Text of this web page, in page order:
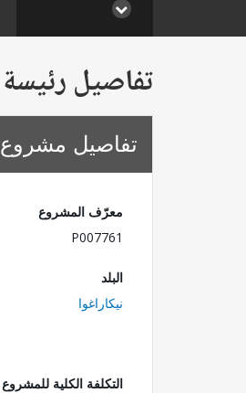
تفاصيل رئيسة
تفاصيل مشروع
معرّف المشروع
P007761
البلد
نيكاراغوا
التكلفة الكلية للمشروع